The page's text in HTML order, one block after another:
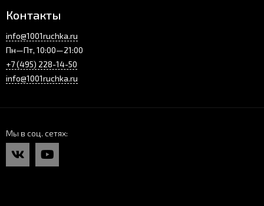
Контакты
info@1001ruchka.ru
Пн—Пт, 10:00—21:00
+7 (495) 228-14-50
info@1001ruchka.ru
Мы в соц. сетях